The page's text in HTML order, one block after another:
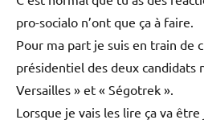
pro-socialo n’ont que ça à faire.
Pour ma part je suis en train de
présidentiel des deux candidats
Versailles » et « Ségotrek ».
Lorsque je vais les lire ça va